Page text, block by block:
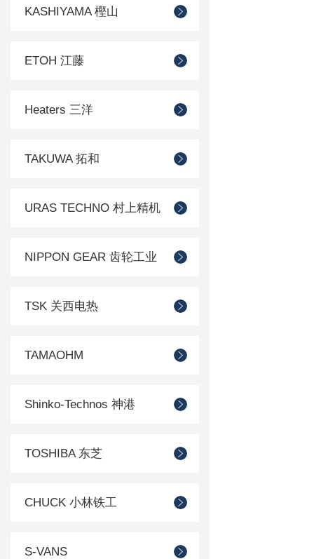
KASHIYAMA 樫山
ETOH 江藤
Heaters 三洋
TAKUWA 拓和
URAS TECHNO 村上精机
NIPPON GEAR 齿轮工业
TSK 关西电热
TAMAOHM
Shinko-Technos 神港
TOSHIBA 东芝
CHUCK 小林铁工
S-VANS